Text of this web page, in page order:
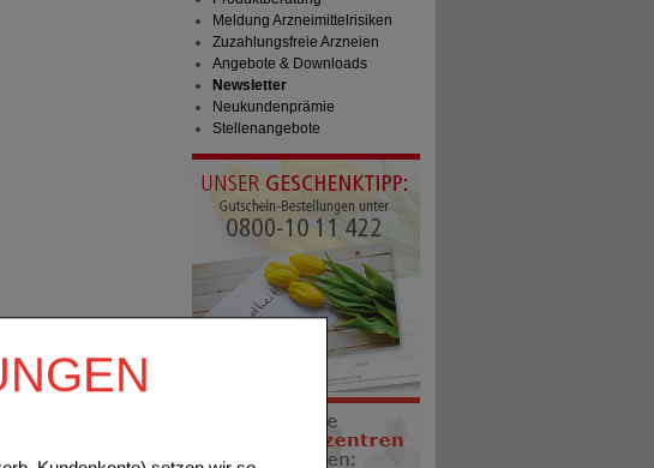
Meldung Arzneimittelrisiken
Zuzahlungsfreie Arzneien
Angebote & Downloads
Newsletter
Neukundenprämie
Stellenangebote